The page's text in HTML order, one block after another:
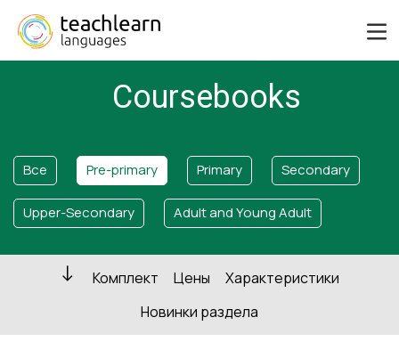
Coursebooks
Все Pre-primary Primary Secondary
Upper-Secondary Adult and Young Adult
Комплект Цены
Характеристики
Новинки раздела